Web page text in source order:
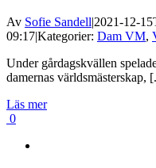
Av Sofie Sandell|2021-12-
09:17|Kategorier: Dam VM,
Under gårdagskvällen
damernas världsmästerskap,
Läs mer
0